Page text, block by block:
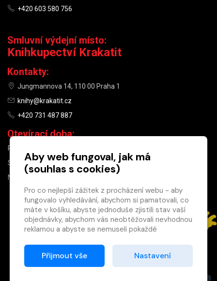
×
Máte u nás již
registrovaný
účet?
Registrací získáte slevu
na zboží ve výši 15 %
+420 603 580 756
Smluvní výdejní místo:
Knihkupectví Krakatit
Kontakty:
Jungmannova 14, 110 00 Praha 1
knihy@krakatit.cz
+420 731 487 887
Otevírací doba:
PO–PÁ
SO
10:00–13:00
NE
Aby web fungoval, jak má
(souhlas s cookies)
Pro co nejlepší zážitek z procházení webu - aby
fungovalo vyhledávání, abychom si pamatovali, co
máte v košíku, abyste jednoduše zjistili stav vaší
objednávky, abychom vás neobtěžovali nevhodnou
reklamou a abyste se nemuseli pokaždé
Proto od vás potřebujeme souhlas se
zpracováním souborů cookies
Přijmout vše Nastavení